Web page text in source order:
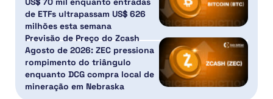
de ETFs ultrapassam US$ 626
milhões esta semana
Previsão de Preço do Zcash
Agosto de 2026: ZEC pressiona
rompimento do triângulo
enquanto DCG compra local de
mineração em Nebraska